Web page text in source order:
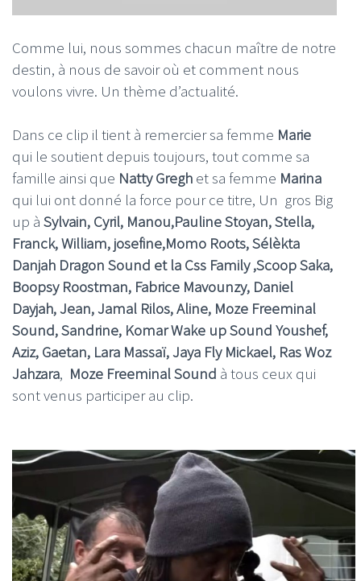
Comme lui, nous sommes chacun maître de notre
destin, à nous de savoir où et comment nous
voulons vivre. Un thème d’actualité.
Dans ce clip il tient à remercier sa femme Marie
qui le soutient depuis toujours, tout comme sa
famille ainsi que Natty Gregh et sa femme Marina
qui lui ont donné la force pour ce titre, Un gros Big
up à Sylvain, Cyril, Manou,Pauline Stoyan, Stella,
Franck, William, josefine,Momo Roots, Sélèkta
Danjah Dragon Sound et la Css Family ,Scoop Saka,
Boopsy Roostman, Fabrice Mavounzy, Daniel
Dayjah, Jean, Jamal Rilos, Aline, Moze Freeminal
Sound, Sandrine, Komar Wake up Sound Youshef,
Aziz, Gaetan, Lara Massaï, Jaya Fly Mickael, Ras Woz
Jahzara, Moze Freeminal Sound à tous ceux qui
sont venus participer au clip.